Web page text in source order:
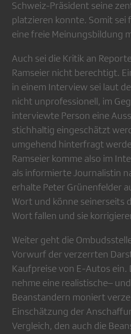
Schweiz-Präsident seine
platzieren konnte. Somit sei
eine freie Meinungsbildung
Auch sei die Kritik an
Ramseier nicht berechtigt.
in einem Interview sei laut
nicht unprofessionell, im
interviewte Person eine
stichhaltig eingeschätzt
umgehend hinterfragt
Ramseier komme also im
als informierte Journalistin
erhalte Peter Grünenfelder
Wort und könne seinerseits
Wort fallen und sie
Weiter geht die
Vorwurf der verzerrten
Kaufpreise von E-Autos ein.
nehme eine realistische–
Beanstandern moniert
Einschätzung der
Vergleich, den auch die